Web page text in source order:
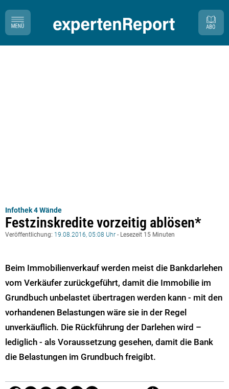
Infothek 4 Wände
Festzinskredite vorzeitig ablösen*
Veröffentlichung: 19.08.2016, 05:08 Uhr - Lesezeit 15 Minuten
Beim Immobilienverkauf werden meist die Bankdarlehen
vom Verkäufer zurückgeführt, damit die Immobilie im
Grundbuch unbelastet übertragen werden kann - mit den
vorhandenen Belastungen wäre sie in der Regel
unverkäuflich. Die Rückführung der Darlehen wird –
lediglich - als Voraussetzung gesehen, damit die Bank
die Belastungen im Grundbuch freigibt.